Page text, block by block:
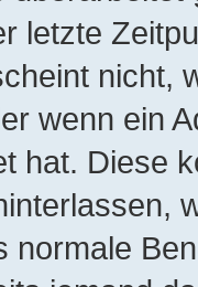
letzte
nicht,
wenn ein
hat. Diese
normale